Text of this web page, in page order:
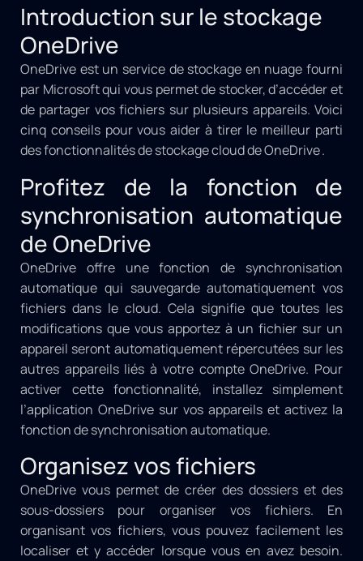
Introduction sur le stockage
OneDrive
OneDrive est un service de stockage en nuage fourni
par Microsoft qui vous permet de stocker, d’accéder et
de partager vos fichiers sur plusieurs appareils. Voici
cinq conseils pour vous aider à tirer le meilleur parti
des fonctionnalités de stockage cloud de OneDrive .
Profitez de la fonction de
synchronisation automatique
de OneDrive
OneDrive offre une fonction de synchronisation
automatique qui sauvegarde automatiquement vos
fichiers dans le cloud. Cela signifie que toutes les
modifications que vous apportez à un fichier sur un
appareil seront automatiquement répercutées sur les
autres appareils liés à votre compte OneDrive. Pour
activer cette fonctionnalité, installez simplement
l’application OneDrive sur vos appareils et activez la
fonction de synchronisation automatique.
Organisez vos fichiers
OneDrive vous permet de créer des dossiers et des
sous-dossiers pour organiser vos fichiers. En
organisant vos fichiers, vous pouvez facilement les
localiser et y accéder lorsque vous en avez besoin.